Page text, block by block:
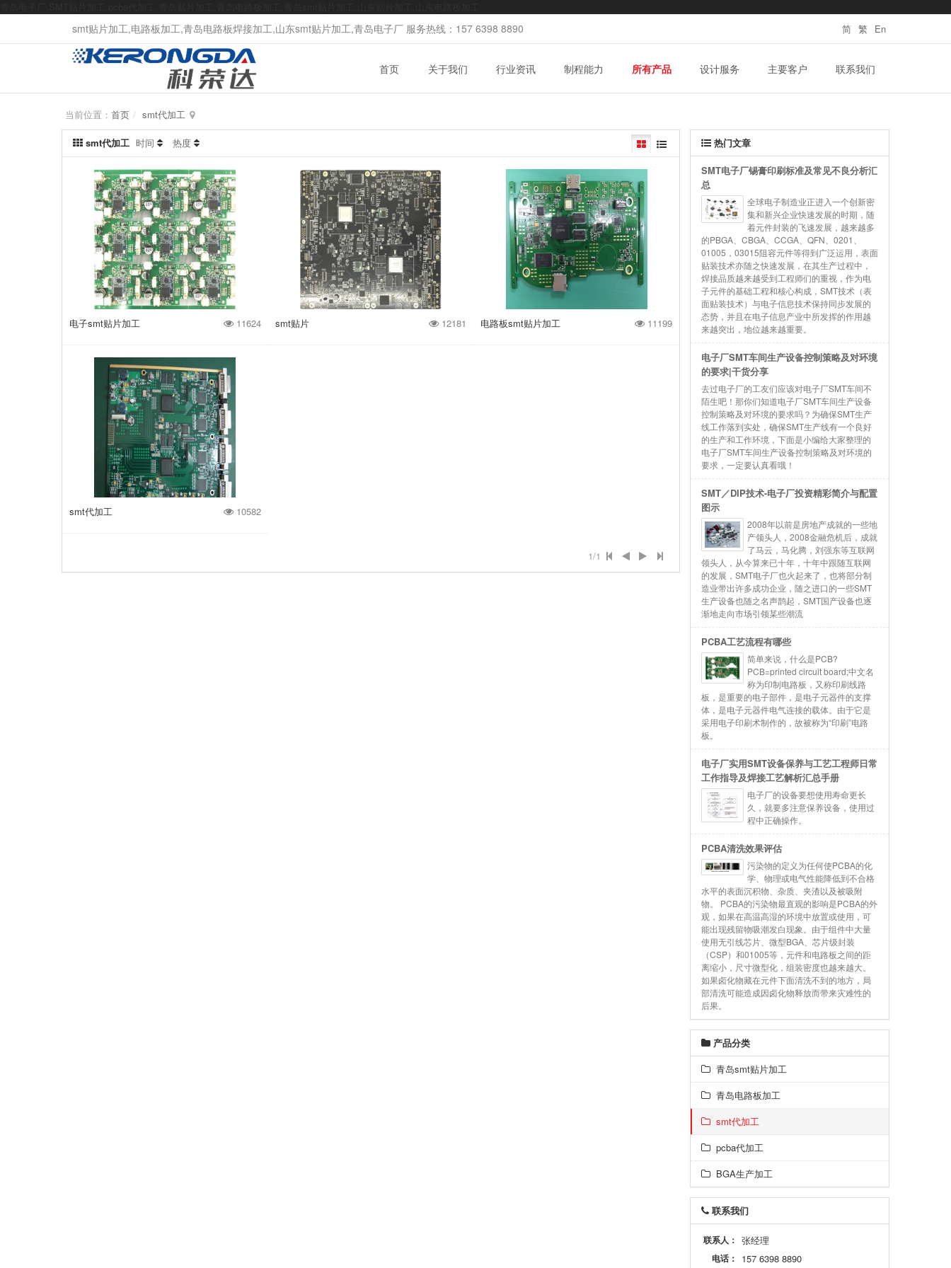
简 繁 En
smt贴片加工,电路板加工,青岛电路板焊接加工,山东smt贴片加工,青岛电子厂 服务热线：157 6398 8890
首页 关于我们 行业资讯 制程能力 所有产品 设计服务 主要客户 联系我们
当前位置： 首页 smt代加工
smt代加工 时间 热度
电子smt贴片加工 11624 smt贴片 12181 电路板smt贴片加工 11199
smt代加工 10582
1/1
热门文章
SMT电子厂锡膏印刷标准及常见不良分析汇
总
全球电子制造业正进入一个创新密
集和新兴企业快速发展的时期，随
着元件封装的飞速发展，越来越多
的PBGA、CBGA、CCGA、QFN、0201、
01005，03015阻容元件等得到广泛运用，表面
贴装技术亦随之快速发展，在其生产过程中，
焊接品质越来越受到工程师们的重视，作为电
子元件的基础工程和核心构成，SMT技术（表
面贴装技术）与电子信息技术保持同步发展的
态势，并且在电子信息产业中所发挥的作用越
来越突出，地位越来越重要。
电子厂SMT车间生产设备控制策略及对环境
的要求|干货分享
去过电子厂的工友们应该对电子厂SMT车间不
陌生吧！那你们知道电子厂SMT车间生产设备
控制策略及对环境的要求吗？为确保SMT生产
线工作落到实处，确保SMT生产线有一个良好
的生产和工作环境，下面是小编给大家整理的
电子厂SMT车间生产设备控制策略及对环境的
要求，一定要认真看哦！
SMT／DIP技术-电子厂投资精彩简介与配置
图示
2008年以前是房地产成就的一些地
产领头人，2008金融危机后，成就
了马云，马化腾，刘强东等互联网
领头人，从今算来已十年，十年中跟随互联网
的发展，SMT电子厂也火起来了，也将部分制
造业带出许多成功企业，随之进口的一些SMT
生产设备也随之名声鹊起，SMT国产设备也逐
渐地走向市场引领某些潮流
PCBA工艺流程有哪些
简单来说，什么是PCB?
PCB=printed circuit board;中文名
称为印制电路板，又称印刷线路
板，是重要的电子部件，是电子元器件的支撑
体，是电子元器件电气连接的载体。由于它是
采用电子印刷术制作的，故被称为“印刷”电路
板。
电子厂实用SMT设备保养与工艺工程师日常
工作指导及焊接工艺解析汇总手册
电子厂的设备要想使用寿命更长
久，就要多注意保养设备，使用过
程中正确操作。
PCBA清洗效果评估
污染物的定义为任何使PCBA的化
学、物理或电气性能降低到不合格
水平的表面沉积物、杂质、夹渣以及被吸附
物。 PCBA的污染物最直观的影响是PCBA的外
观，如果在高温高湿的环境中放置或使用，可
能出现残留物吸潮发白现象。由于组件中大量
使用无引线芯片、微型BGA、芯片级封装
（CSP）和01005等，元件和电路板之间的距
离缩小，尺寸微型化，组装密度也越来越大。
如果卤化物藏在元件下面清洗不到的地方，局
部清洗可能造成因卤化物释放而带来灾难性的
后果。
产品分类
青岛smt贴片加工
青岛电路板加工
smt代加工
pcba代加工
BGA生产加工
联系我们
联系人： 张经理
电话： 157 6398 8890